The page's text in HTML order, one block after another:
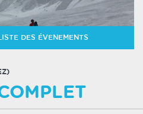
DES ÉVENEMENTS